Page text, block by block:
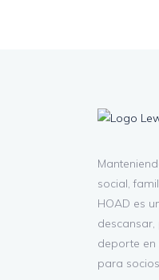
social,
HOAD es
deporte en
para